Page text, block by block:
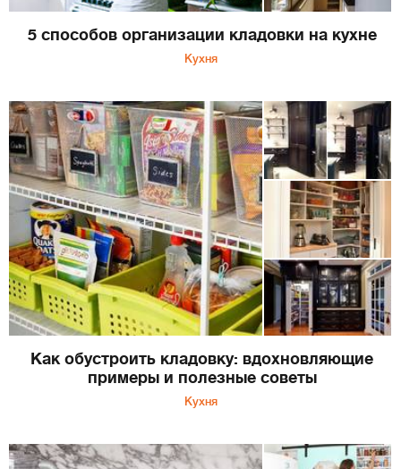
5 способов организации кладовки на кухне
Кухня
Как обустроить кладовку: вдохновляющие
примеры и полезные советы
Кухня